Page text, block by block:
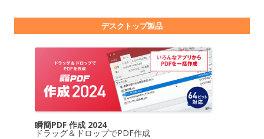
デスクトップ製品
瞬簡PDF 作成 2024
ドラッグ＆ドロップでPDF作成